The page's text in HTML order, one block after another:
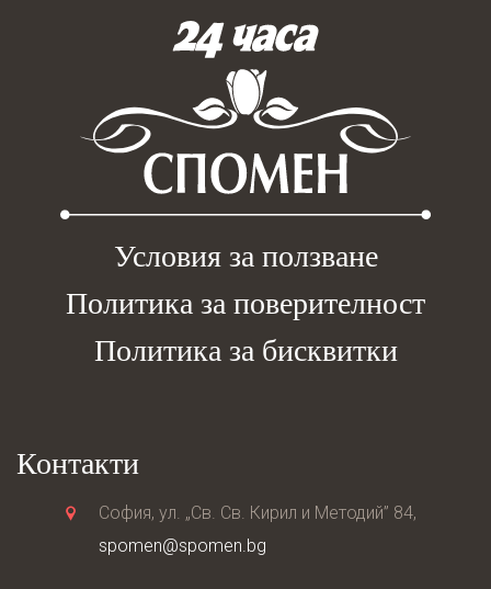
Условия за ползване
Политика за поверителност
Политика за бисквитки
Контакти
София, ул. „Св. Св. Кирил и Методий” 84,
spomen@spomen.bg